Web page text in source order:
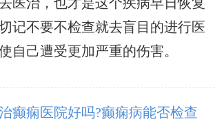
医治，也才是这个疾病早日恢复
记不要不检查就去盲目的进行医
自己遭受更加严重的伤害。
癫痫医院好吗?癫痫病能否检查